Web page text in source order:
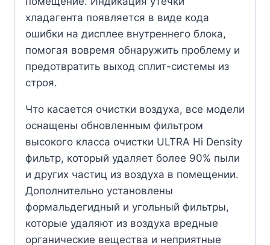
хладагента появляется в виде кода
ошибки на дисплее внутреннего блока,
помогая вовремя обнаружить проблему и
предотвратить выход сплит-системы из
строя.
Что касается очистки воздуха, все модели
оснащены обновленным фильтром
высокого класса очистки ULTRA Hi Density
фильтр, который удаляет более 90% пыли
и других частиц из воздуха в помещении.
Дополнительно установлены
формальдегидный и угольный фильтры,
которые удаляют из воздуха вредные
органические вещества и неприятные